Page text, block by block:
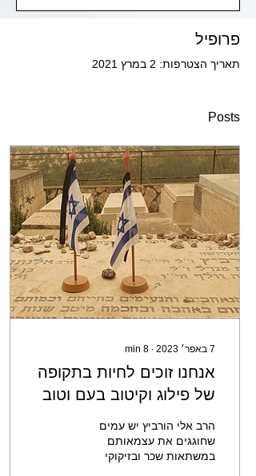
פרופיל
תאריך הצטרפות: 2 במרץ 2021
Posts
7 באפר׳ 2023 ∙
8
min
אנחנו זוכים לחיות בתקופה
של פילוג וקיטוב בעם וטוב
לנו ומתוק לנו שנרגיש את
הזעזועים העוברים על
האומה.
הרב אלי הורביץ יש עמים
שחוגגים את עצמאותם
במשתאות שכר ובזיקוקי